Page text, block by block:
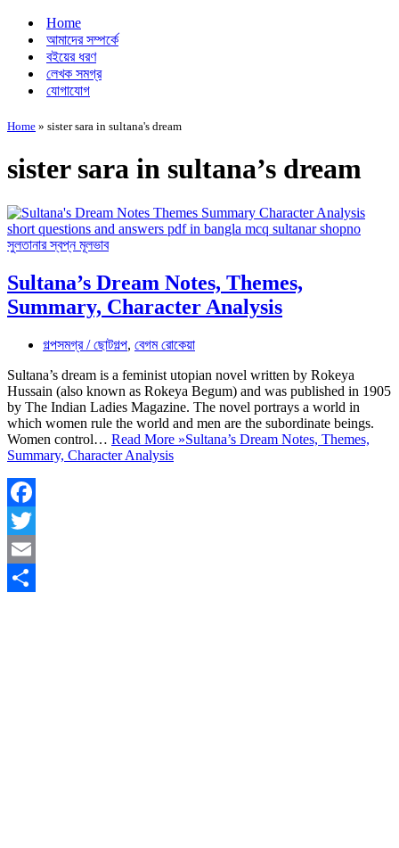
Home
আমাদের সম্পর্কে
বইয়ের ধরণ
লেখক সমগ্র
যোগাযোগ
Home » sister sara in sultana's dream
sister sara in sultana’s dream
Sultana’s Dream Notes, Themes,
Summary, Character Analysis
গল্পসমগ্র / ছোটগল্প, বেগম রোকেয়া
Sultana’s dream is a feminist utopian novel written by Rokeya
Hussain (also known as Rokeya Begum) and was published in 1905
by The Indian Ladies Magazine. The novel portrays a world in
which women rule the world and men are the subordinate beings.
Women control… Read More »Sultana’s Dream Notes, Themes,
Summary, Character Analysis
Facebook
Twitter
Email